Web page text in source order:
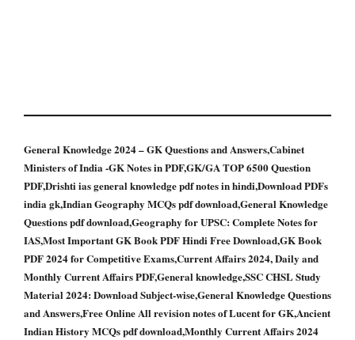
General Knowledge 2024 – GK Questions and Answers,Cabinet
Ministers of India -GK Notes in PDF,GK/GA TOP 6500 Question
PDF,Drishti ias general knowledge pdf notes in hindi,Download PDFs
india gk,Indian Geography MCQs pdf download,General Knowledge
Questions pdf download,Geography for UPSC: Complete Notes for
IAS,Most Important GK Book PDF Hindi Free Download,GK Book
PDF 2024 for Competitive Exams,Current Affairs 2024, Daily and
Monthly Current Affairs PDF,General knowledge,SSC CHSL Study
Material 2024: Download Subject-wise,General Knowledge Questions
and Answers,Free Online All revision notes of Lucent for GK,Ancient
Indian History MCQs pdf download,Monthly Current Affairs 2024